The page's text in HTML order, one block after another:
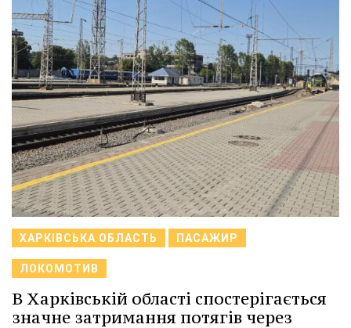
ХАРКІВСЬКА ОБЛАСТЬ ПАСАЖИР
ЛОКОМОТИВ
В Харківській області спостерігається
значне затримання потягів через